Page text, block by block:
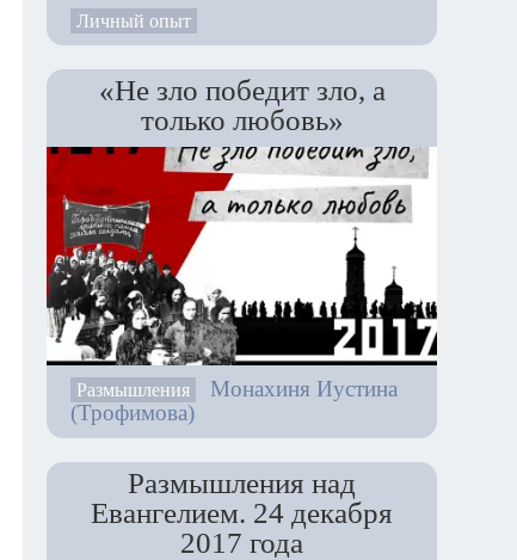
Личный опыт
«Не зло победит зло, а
только любовь»
Размышления
Монахиня Иустина
(Трофимова)
Размышления над
Евангелием. 24 декабря
2017 года